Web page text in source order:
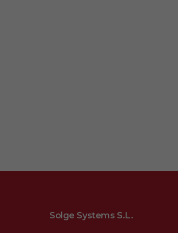
Solge Systems S.L.